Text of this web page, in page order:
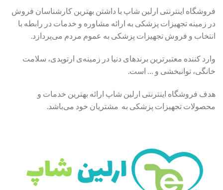
فروشگاه اینترنتی ارلین شاپ با داشتن بهترین کارشناسان فروش
در زمینه تجهیزات پزشکی به ارائه مشاوره و خدمات در رابطه با
انتخاب و فروش تجهیزات پزشکی به عموم مردم می‌پردازد.
وارد کننده معتبرترین برندهای دنیا در زمینه‌ی ارتوپدی، سلامت
خانگی، توانبخشی و … است.
هدف فروشگاه اینترنتی ارلین شاپ ارائه بهترین خدمات و
محصولات تجهیزات پزشکی به مشتریان خود می‌باشد.